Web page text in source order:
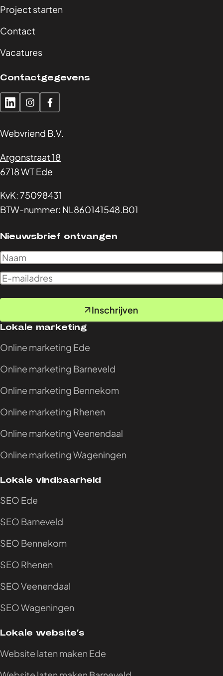
Project starten
Contact
Vacatures
Contactgegevens
Webvriend B.V.
Argonstraat 18
6718 WT Ede
KvK: 75098431
BTW-nummer: NL860141548.B01
Nieuwsbrief ontvangen
Inschrijven
Lokale marketing
Online marketing Ede
Online marketing Barneveld
Online marketing Bennekom
Online marketing Rhenen
Online marketing Veenendaal
Online marketing Wageningen
Lokale vindbaarheid
SEO Ede
SEO Barneveld
SEO Bennekom
SEO Rhenen
SEO Veenendaal
SEO Wageningen
Lokale website’s
Website laten maken Ede